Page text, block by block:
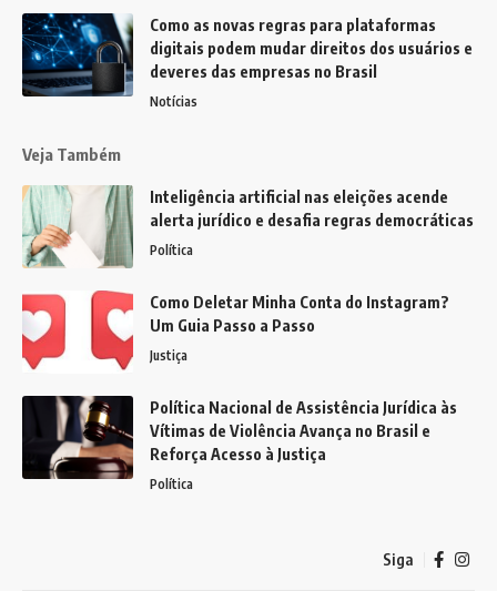
Como as novas regras para plataformas
digitais podem mudar direitos dos usuários e
deveres das empresas no Brasil
Notícias
Veja Também
Inteligência artificial nas eleições acende
alerta jurídico e desafia regras democráticas
Política
Como Deletar Minha Conta do Instagram?
Um Guia Passo a Passo
Justiça
Política Nacional de Assistência Jurídica às
Vítimas de Violência Avança no Brasil e
Reforça Acesso à Justiça
Política
Siga